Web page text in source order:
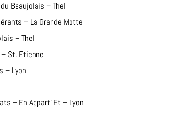
Beaujolais – Thel
– La Grande Motte
– Thel
St. Etienne
– Lyon
– En Appart’ Et – Lyon